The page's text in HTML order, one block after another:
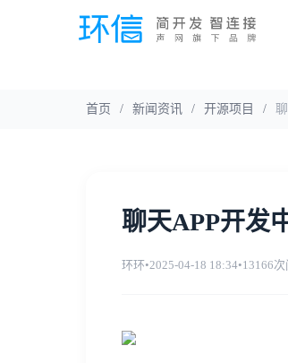
首页 / 新闻资讯 / 开源项目 /
聊天APP开发
环环•2025-04-18 18:34•13166